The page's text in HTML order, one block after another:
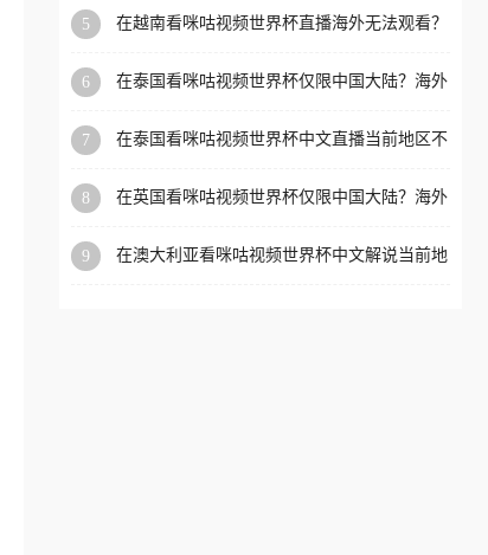
扰。
5
在越南看咪咕视频世界杯直播海外无法观看？
6
在泰国看咪咕视频世界杯仅限中国大陆？海外
7
在泰国看咪咕视频世界杯中文直播当前地区不
8
在英国看咪咕视频世界杯仅限中国大陆？海外
9
在澳大利亚看咪咕视频世界杯中文解说当前地